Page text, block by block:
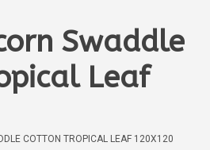
Swaddle
Leaf
COTTON TROPICAL LEAF 120X120